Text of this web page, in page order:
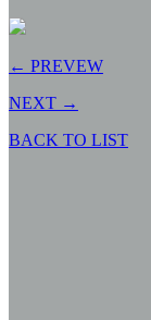
← PREVEW
NEXT →
BACK TO LIST